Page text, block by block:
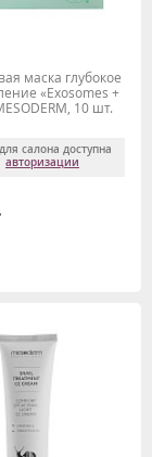
маска глубокое
«Exosomes +
10 шт.
салона доступна
авторизации